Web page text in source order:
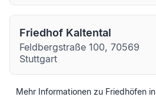
Friedhof Kaltental
Feldbergstraße 100, 70569
Stuttgart
Mehr Informationen zu Friedhöfen in